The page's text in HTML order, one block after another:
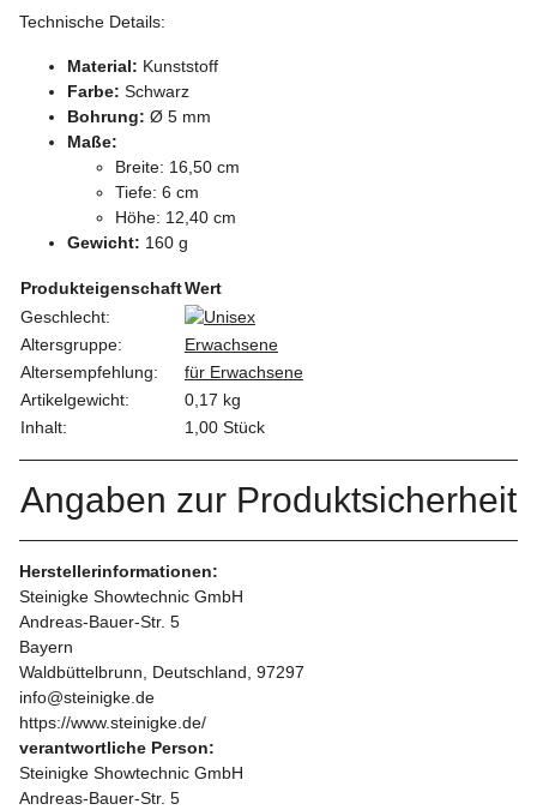
Technische Details:
Material: Kunststoff
Farbe: Schwarz
Bohrung: Ø 5 mm
Maße:
Breite: 16,50 cm
Tiefe: 6 cm
Höhe: 12,40 cm
Gewicht: 160 g
ProdukteigenschaftWert
Geschlecht:
Altersgruppe:
Erwachsene
Altersempfehlung:
für Erwachsene
Artikelgewicht:
0,17 kg
Inhalt:
1,00 Stück
Angaben zur Produktsicherheit
Herstellerinformationen:
Steinigke Showtechnic GmbH
Andreas-Bauer-Str. 5
Bayern
Waldbüttelbrunn, Deutschland, 97297
info@steinigke.de
https://www.steinigke.de/
verantwortliche Person:
Steinigke Showtechnic GmbH
Andreas-Bauer-Str. 5